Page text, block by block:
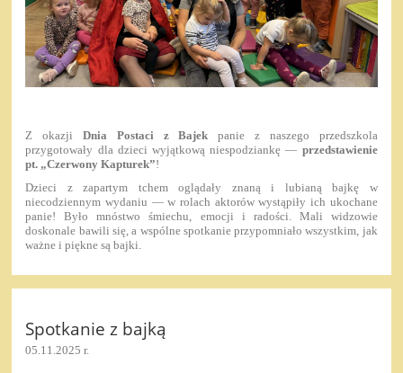
Z okazji Dnia Postaci z Bajek panie z naszego przedszkola
przygotowały dla dzieci wyjątkową niespodziankę — przedstawienie
pt. „Czerwony Kapturek”!
Dzieci z zapartym tchem oglądały znaną i lubianą bajkę w
niecodziennym wydaniu — w rolach aktorów wystąpiły ich ukochane
panie! Było mnóstwo śmiechu, emocji i radości. Mali widzowie
doskonale bawili się, a wspólne spotkanie przypomniało wszystkim, jak
ważne i piękne są bajki.
Spotkanie z bajką
05.11.2025 r.